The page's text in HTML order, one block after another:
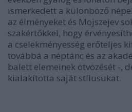
ismerkedett a különböző
az élményeket és Mojszejev
szakértőkkel, hogy
a cselekményesség erőteljes
továbbá a néptánc és az
balett elemeinek ötvözését -,
kialakította saját stílusukat.